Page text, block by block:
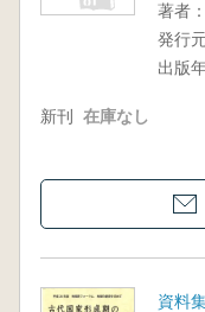
著者：
発行
出版
新刊 在庫なし
資料